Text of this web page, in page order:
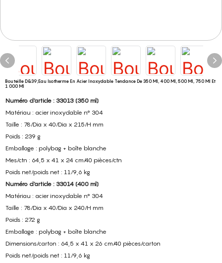
Bouteille D&39;eau Isotherme En Acier Inoxydable Tendance De 350 Ml, 400 Ml, 500 Ml, 750 Ml Et
1 000 Ml
Numéro d'article : 33013 (350 ml)
Matériau : acier inoxydable n° 304
Taille : 78/Dia x 40/Dia x 215/H mm
Poids : 239 g
Emballage : polybag + boîte blanche
Mes/ctn : 64,5 x 41 x 24 cm/40 pièces/ctn
Poids net/poids net : 11/9,6 kg
Numéro d'article : 33014 (400 ml)
Matériau : acier inoxydable n° 304
Taille : 78/Dia x 40/Dia x 240/H mm
Poids : 272 g
Emballage : polybag + boîte blanche
Dimensions/carton : 64,5 x 41 x 26 cm/40 pièces/carton
Poids net/poids net : 11/9,6 kg